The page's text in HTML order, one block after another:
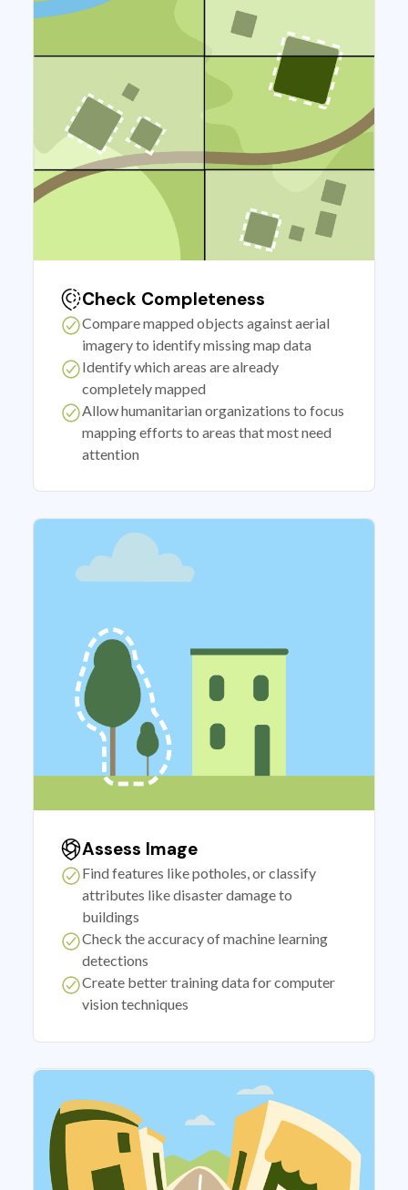
Check Completeness
Compare mapped objects against aerial
imagery to identify missing map data
Identify which areas are already
completely mapped
Allow humanitarian organizations to focus
mapping efforts to areas that most need
attention
Assess Image
Find features like potholes, or classify
attributes like disaster damage to
buildings
Check the accuracy of machine learning
detections
Create better training data for computer
vision techniques